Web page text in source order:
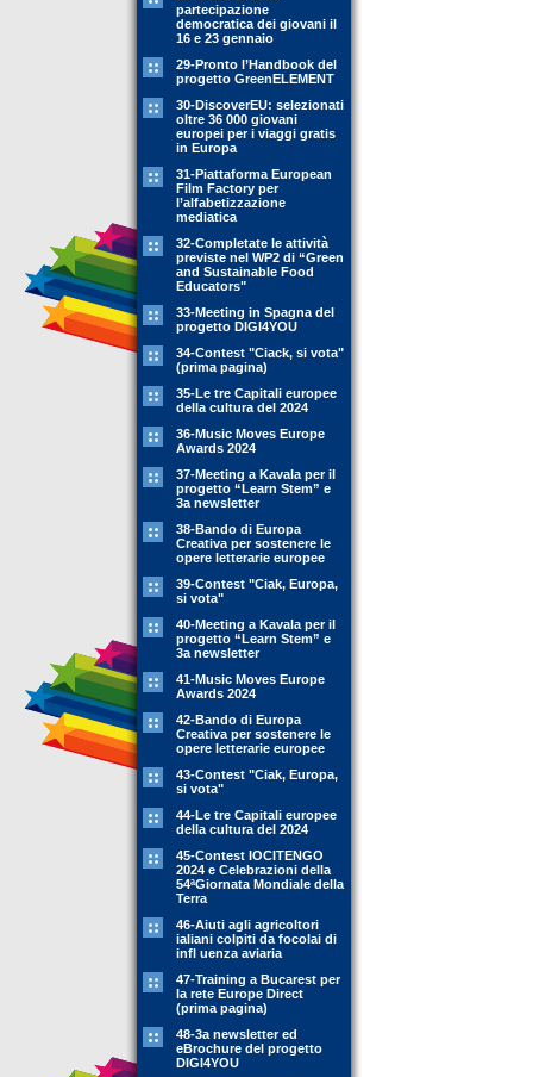
partecipazione
democratica dei giovani il
16 e 23 gennaio
29-Pronto l’Handbook del
progetto GreenELEMENT
30-DiscoverEU: selezionati
oltre 36 000 giovani
europei per i viaggi gratis
in Europa
31-Piattaforma European
Film Factory per
l’alfabetizzazione
mediatica
32-Completate le attività
previste nel WP2 di “Green
and Sustainable Food
Educators"
33-Meeting in Spagna del
progetto DIGI4YOU
34-Contest "Ciack, si vota"
(prima pagina)
35-Le tre Capitali europee
della cultura del 2024
36-Music Moves Europe
Awards 2024
37-Meeting a Kavala per il
progetto “Learn Stem” e
3a newsletter
38-Bando di Europa
Creativa per sostenere le
opere letterarie europee
39-Contest "Ciak, Europa,
si vota"
40-Meeting a Kavala per il
progetto “Learn Stem” e
3a newsletter
41-Music Moves Europe
Awards 2024
42-Bando di Europa
Creativa per sostenere le
opere letterarie europee
43-Contest "Ciak, Europa,
si vota"
44-Le tre Capitali europee
della cultura del 2024
45-Contest IOCITENGO
2024 e Celebrazioni della
54ªGiornata Mondiale della
Terra
46-Aiuti agli agricoltori
ialiani colpiti da focolai di
infl uenza aviaria
47-Training a Bucarest per
la rete Europe Direct
(prima pagina)
48-3a newsletter ed
eBrochure del progetto
DIGI4YOU